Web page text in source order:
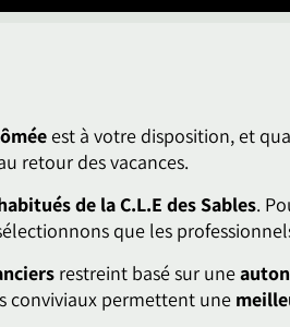
est à votre disposition, et
retour des vacances.
de la C.L.E des Sables.
que les
restreint basé sur une
conviviaux permettent une